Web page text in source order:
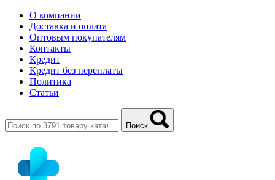
О компании
Доставка и оплата
Оптовым покупателям
Контакты
Кредит
Кредит без переплаты
Политика
Статьи
Поиск